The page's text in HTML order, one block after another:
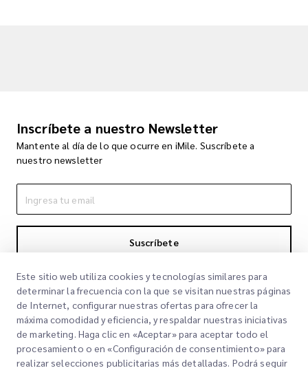
Inscríbete a nuestro Newsletter
Mantente al día de lo que ocurre en iMile. Suscríbete a
nuestro newsletter
Suscríbete
Al suscribirte aceptas nuestra Política de Privacidad Política de
Privacidad
Este sitio web utiliza cookies y tecnologías similares para
determinar la frecuencia con la que se visitan nuestras páginas
de Internet, configurar nuestras ofertas para ofrecer la
máxima comodidad y eficiencia, y respaldar nuestras iniciativas
de marketing. Haga clic en «Aceptar» para aceptar todo el
procesamiento o en «Configuración de consentimiento» para
realizar selecciones publicitarias más detalladas. Podrá seguir